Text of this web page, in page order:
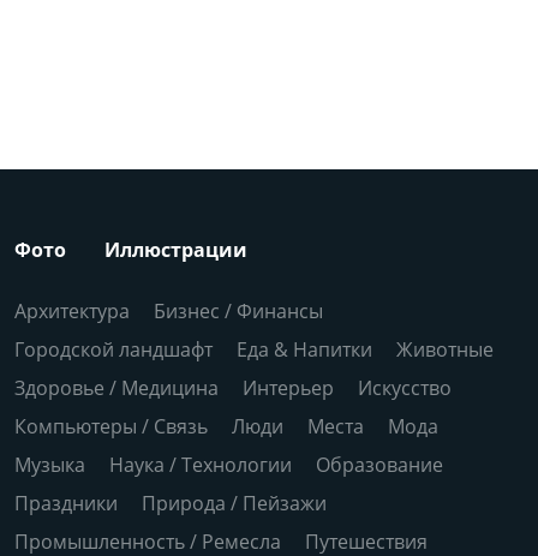
Фото Иллюстрации
Архитектура
Бизнес / Финансы
Городской ландшафт
Еда & Напитки
Животные
Здоровье / Медицина
Интерьер
Искусство
Компьютеры / Связь
Люди Места
Мода
Музыка
Наука / Технологии
Образование
Праздники
Природа / Пейзажи
Промышленность / Ремесла
Путешествия